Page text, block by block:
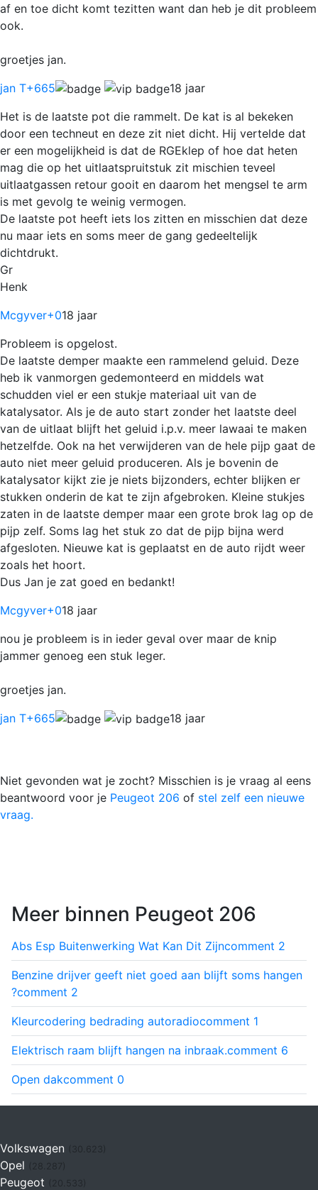
af en toe dicht komt tezitten want dan heb je dit probleem
ook.
groetjes jan.
jan T+665
18 jaar
Het is de laatste pot die rammelt. De kat is al bekeken
door een techneut en deze zit niet dicht. Hij vertelde dat
er een mogelijkheid is dat de RGEklep of hoe dat heten
mag die op het uitlaatspruitstuk zit mischien teveel
uitlaatgassen retour gooit en daarom het mengsel te arm
is met gevolg te weinig vermogen.
De laatste pot heeft iets los zitten en misschien dat deze
nu maar iets en soms meer de gang gedeeltelijk
dichtdrukt.
Gr
Henk
Mcgyver+018 jaar
Probleem is opgelost.
De laatste demper maakte een rammelend geluid. Deze
heb ik vanmorgen gedemonteerd en middels wat
schudden viel er een stukje materiaal uit van de
katalysator. Als je de auto start zonder het laatste deel
van de uitlaat blijft het geluid i.p.v. meer lawaai te maken
hetzelfde. Ook na het verwijderen van de hele pijp gaat de
auto niet meer geluid produceren. Als je bovenin de
katalysator kijkt zie je niets bijzonders, echter blijken er
stukken onderin de kat te zijn afgebroken. Kleine stukjes
zaten in de laatste demper maar een grote brok lag op de
pijp zelf. Soms lag het stuk zo dat de pijp bijna werd
afgesloten. Nieuwe kat is geplaatst en de auto rijdt weer
zoals het hoort.
Dus Jan je zat goed en bedankt!
Mcgyver+018 jaar
nou je probleem is in ieder geval over maar de knip
jammer genoeg een stuk leger.
groetjes jan.
jan T+665 18 jaar
Niet gevonden wat je zocht? Misschien is je vraag al eens
beantwoord voor je Peugeot 206 of stel zelf een nieuwe
vraag.
Meer binnen Peugeot 206
Abs Esp Buitenwerking Wat Kan Dit Zijncomment 2
Benzine drijver geeft niet goed aan blijft soms hangen
?comment 2
Kleurcodering bedrading autoradiocomment 1
Elektrisch raam blijft hangen na inbraak.comment 6
Open dakcomment 0
Volkswagen (30.623)
Opel
Peugeot